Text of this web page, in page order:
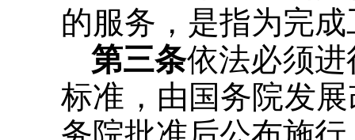
的服务，是指为完
第三条依法必须
标准，由国务院发